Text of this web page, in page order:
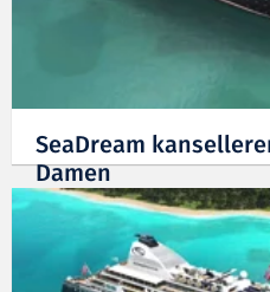
SeaDream
Damen
03.12.2019